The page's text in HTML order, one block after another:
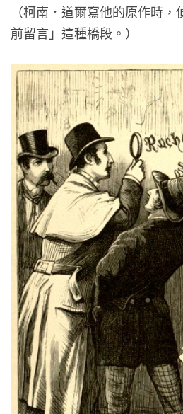
（柯南．道爾寫他的原作時
前留言」這種橋段。）